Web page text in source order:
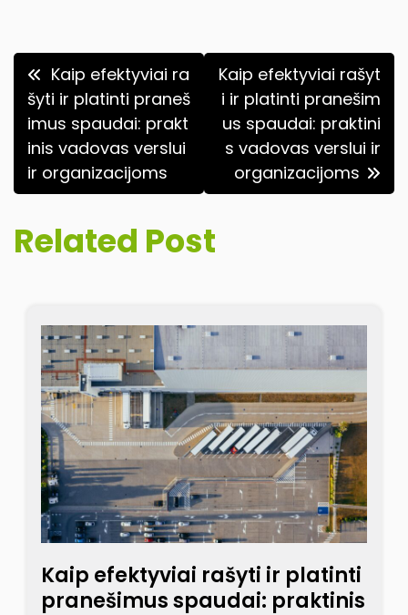
Navigacija
tarp
įrašų
Kaip efektyviai ra
šyti ir platinti praneš
imus spaudai: prakt
inis vadovas verslui
ir organizacijoms
Kaip efektyviai rašyt
i ir platinti pranešim
us spaudai: praktini
s vadovas verslui ir
organizacijoms
Related Post
Kaip efektyviai rašyti ir platinti
pranešimus spaudai: praktinis